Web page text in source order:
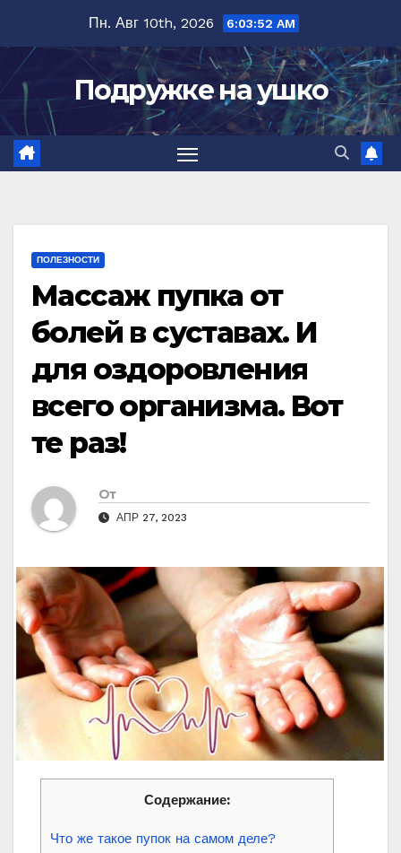
содержимому
Пн. Авг 10th, 2026 6:03:53 AM
Подружке на ушко
ПОЛЕЗНОСТИ
Массаж пупка от
болей в суставах. И
для оздоровления
всего организма. Вот
те раз!
От
АПР 27, 2023
Содержание:
Что же такое пупок на самом деле?